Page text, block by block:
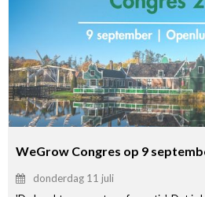
WeGrow Congres op 9
donderdag 11 juli